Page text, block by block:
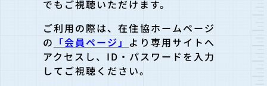
でもご視聴いただけます。
ご利用の際は、在住協ホームページ
の 「会員ページ」 より専用サイトへ
アクセスし、ID・パスワードを入力
してご視聴ください。